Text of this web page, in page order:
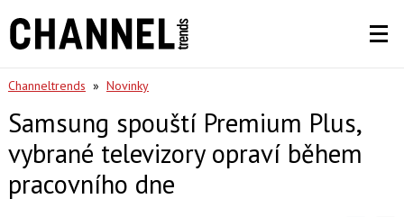
Channeltrends » Novinky
Samsung spouští Premium Plus,
vybrané televizory opraví během
pracovního dne